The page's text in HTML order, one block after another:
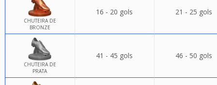
CHUTEIRA DE
BRONZE
16 - 20 gols 21 - 25 gols
CHUTEIRA DE
PRATA
41 - 45 gols 46 - 50 gols